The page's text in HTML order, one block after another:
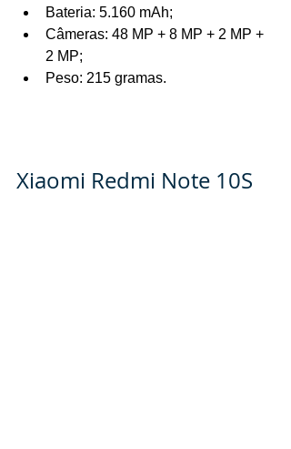
Bateria: 5.160 mAh;
Câmeras: 48 MP + 8 MP + 2 MP +
2 MP;
Peso: 215 gramas.
Xiaomi Redmi Note 10S